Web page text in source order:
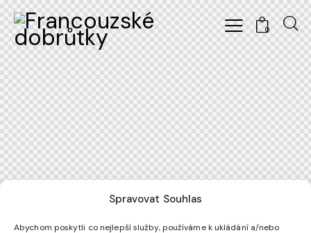
Spravovat Souhlas
Abychom poskytli co nejlepší služby, používáme k ukládání a/nebo
0